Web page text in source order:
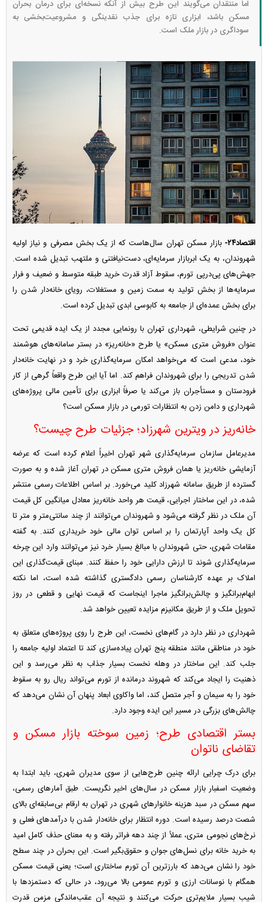
اما منتقدان می‌گویند این طرح بیش از آنکه نسخه‌ای برای درمان بحران
مسکن باشد، ابزاری تازه برای جذب نقدینگی و مشروعیت‌بخشی به
سوداگری در بازار ملک است.
اقتصاد۲۴-
بازار مسکن تهران سال‌هاست که از یک بخش مصرفی و نیاز اولیه
شهروندان، به یک ابربازار سرمایه‌ای، دست‌نیافتنی و ملتهب تبدیل شده است.
جهش‌های پی‌درپی تورم، سقوط آزاد قدرت خرید طبقه متوسط و ضعیف و فرار
سرمایه‌ها از بخش تولید به سمت زمین و مستغلات، رویای خانه‌دار شدن را
برای بخش عمده‌ای از جامعه به کابوسی ابدی تبدیل کرده است.
در چنین شرایطی، شهرداری تهران با رونمایی مجدد از یک ایده قدیمی تحت
عنوان «فروش متری مسکن» یا طرح «خانه‌ریز» در بستر سامانه‌های هوشمند
خود، مدعی است که می‌خواهد امکان سرمایه‌گذاری خرد و در نهایت خانه‌دار
شدن تدریجی را برای شهروندان فراهم کند. اما آیا این طرح واقعاً گرهی از کار
فرودستان و مستأجران باز می‌کند یا صرفاً ابزاری برای تأمین مالی پروژه‌های
شهرداری و دامن زدن به انتظارات تورمی در بازار مسکن است؟
خانه‌ریز در ویترین شهرزاد؛ جزئیات طرح چیست؟
مدیرعامل سازمان سرمایه‌گذاری شهر تهران اخیراً اعلام کرده است که عرضه
آزمایشی خانه‌ریز یا همان فروش متری مسکن در تهران آغاز شده و به صورت
گسترده از طریق سامانه شهرزاد کلید می‌خورد. بر اساس اطلاعات رسمی منتشر
شده، در این ساختار اجرایی، قیمت هر واحد خانه‌ریز معادل میانگین کل قیمت
آن ملک در نظر گرفته می‌شود و شهروندان می‌توانند از چند سانتی‌متر و متر تا
کل یک واحد آپارتمان را بر اساس توان مالی خود خریداری کنند. به گفته
مقامات شهری، حتی شهروندان با مبالغ بسیار خرد نیز می‌توانند وارد این چرخه
سرمایه‌گذاری شوند تا ارزش دارایی خود را حفظ کنند. مبنای قیمت‌گذاری این
املاک بر عهده کارشناسان رسمی دادگستری گذاشته شده است، اما نکته
ابهام‌برانگیز و چالش‌برانگیز ماجرا اینجاست که قیمت نهایی و قطعی در روز
تحویل ملک و از طریق مکانیزم مزایده تعیین خواهد شد.
شهرداری در نظر دارد در گام‌های نخست، این طرح را روی پروژه‌های متعلق به
خود در مناطقی مانند منطقه پنج تهران پیاده‌سازی کند تا اعتماد اولیه جامعه را
جلب کند. این ساختار در وهله نخست بسیار جذاب به نظر می‌رسد و این
ذهنیت را ایجاد می‌کند که شهروند درمانده از تورم می‌تواند ریال رو به سقوط
خود را به سیمان و آجر متصل کند، اما واکاوی ابعاد پنهان آن نشان می‌دهد که
چالش‌های بزرگی در مسیر این ایده وجود دارد.
بستر اقتصادی طرح؛ زمین سوخته بازار مسکن و
تقاضای ناتوان
برای درک چرایی ارائه چنین طرح‌هایی از سوی مدیران شهری، باید ابتدا به
وضعیت اسفبار بازار مسکن در سال‌های اخیر نگریست. طبق آمار‌های رسمی،
سهم مسکن در سبد هزینه خانوار‌های شهری در تهران به ارقام بی‌سابقه‌ای بالای
شصت درصد رسیده است. دوره انتظار برای خانه‌دار شدن با درآمد‌های فعلی و
نرخ‌های نجومی متری، عملاً از چند دهه فراتر رفته و به معنای حذف کامل امید
به خرید خانه برای نسل‌های جوان و حقوق‌بگیر است. این بحران در چند سطح
خود را نشان می‌دهد که بارزترین آن تورم ساختاری است؛ یعنی قیمت مسکن
همگام با نوسانات ارزی و تورم عمومی بالا می‌رود، در حالی که دستمزد‌ها با
شیب بسیار ملایم‌تری حرکت می‌کنند و نتیجه آن عقب‌ماندگی مزمن قدرت